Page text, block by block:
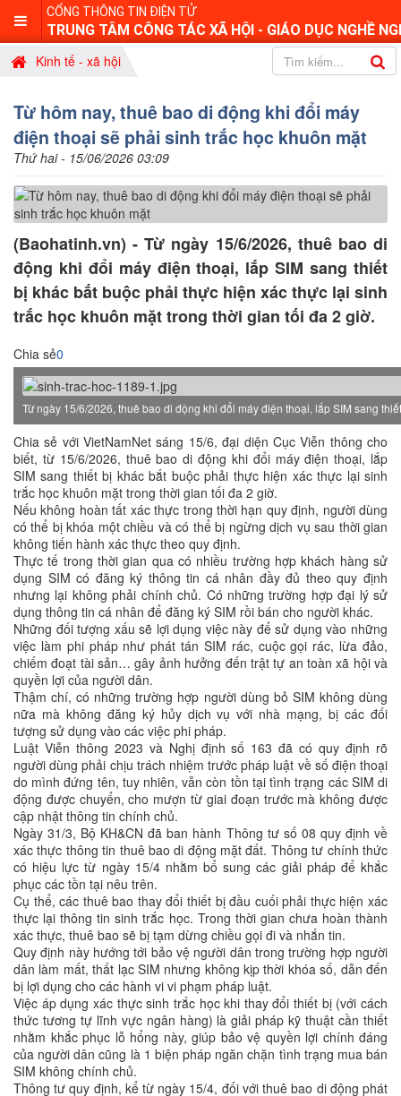
CỔNG THÔNG TIN ĐIỆN TỬ
TRUNG TÂM CÔNG TÁC XÃ HỘI - GIÁO DỤC NGHỀ
Kinh tế - xã hội
Từ hôm nay, thuê bao di động khi đổi máy
điện thoại sẽ phải sinh trắc học khuôn mặt
Thứ hai - 15/06/2026 03:09
(Baohatinh.vn) - Từ ngày 15/6/2026, thuê bao di
động khi đổi máy điện thoại, lắp SIM sang thiết
bị khác bắt buộc phải thực hiện xác thực lại sinh
trắc học khuôn mặt trong thời gian tối đa 2 giờ.
Chia sẻ0
Từ ngày 15/6/2026, thuê bao di động khi đổi máy điện thoại, lắp SIM sang
Chia sẻ với VietNamNet sáng 15/6, đại diện Cục Viễn thông cho
biết, từ 15/6/2026, thuê bao di động khi đổi máy điện thoại, lắp
SIM sang thiết bị khác bắt buộc phải thực hiện xác thực lại sinh
trắc học khuôn mặt trong thời gian tối đa 2 giờ.
Nếu không hoàn tất xác thực trong thời hạn quy định, người dùng
có thể bị khóa một chiều và có thể bị ngừng dịch vụ sau thời gian
không tiến hành xác thực theo quy định.
Thực tế trong thời gian qua có nhiều trường hợp khách hàng sử
dụng SIM có đăng ký thông tin cá nhân đầy đủ theo quy định
nhưng lại không phải chính chủ. Có những trường hợp đại lý sử
dụng thông tin cá nhân để đăng ký SIM rồi bán cho người khác.
Những đối tượng xấu sẽ lợi dụng việc này để sử dụng vào những
việc làm phi pháp như phát tán SIM rác, cuộc gọi rác, lừa đảo,
chiếm đoạt tài sản… gây ảnh hưởng đến trật tự an toàn xã hội và
quyền lợi của người dân.
Thậm chí, có những trường hợp người dùng bỏ SIM không dùng
nữa mà không đăng ký hủy dịch vụ với nhà mạng, bị các đối
tượng sử dụng vào các việc phi pháp.
Luật Viễn thông 2023 và Nghị định số 163 đã có quy định rõ
người dùng phải chịu trách nhiệm trước pháp luật về số điện thoại
do mình đứng tên, tuy nhiên, vẫn còn tồn tại tình trạng các SIM di
động được chuyển, cho mượn từ giai đoạn trước mà không được
cập nhật thông tin chính chủ.
Ngày 31/3, Bộ KH&CN đã ban hành Thông tư số 08 quy định về
xác thực thông tin thuê bao di động mặt đất. Thông tư chính thức
có hiệu lực từ ngày 15/4 nhằm bổ sung các giải pháp để khắc
phục các tồn tại nêu trên.
Cụ thể, các thuê bao thay đổi thiết bị đầu cuối phải thực hiện xác
thực lại thông tin sinh trắc học. Trong thời gian chưa hoàn thành
xác thực, thuê bao sẽ bị tạm dừng chiều gọi đi và nhắn tin.
Quy định này hướng tới bảo vệ người dân trong trường hợp người
dân làm mất, thất lạc SIM nhưng không kịp thời khóa số, dẫn đến
bị lợi dụng cho các hành vi vi phạm pháp luật.
Việc áp dụng xác thực sinh trắc học khi thay đổi thiết bị (với cách
thức tương tự lĩnh vực ngân hàng) là giải pháp kỹ thuật cần thiết
nhằm khắc phục lỗ hổng này, giúp bảo vệ quyền lợi chính đáng
của người dân cũng là 1 biện pháp ngăn chặn tình trạng mua bán
SIM không chính chủ.
Thông tư quy định, kể từ ngày 15/4, đối với thuê bao di động phát